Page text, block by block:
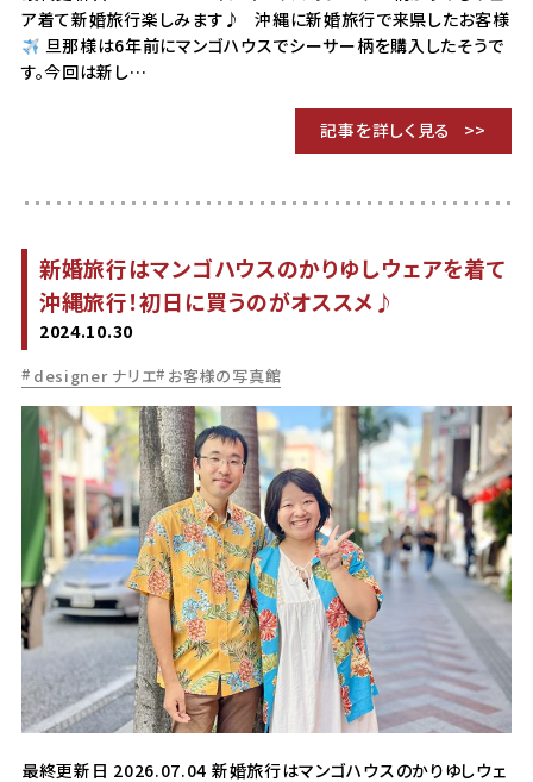
ア着て新婚旅行楽しみます♪ 沖縄に新婚旅行で来県したお客様
旦那様は6年前にマンゴハウスでシーサー柄を購入したそうで
す。今回は新し…
記事を詳しく見る
新婚旅行はマンゴハウスのかりゆしウェアを着て
沖縄旅行！初日に買うのがオススメ♪
2024.10.30
designer ナリエ お客様の写真館
最終更新日 2026.07.04 新婚旅行はマンゴハウスのかりゆしウェ